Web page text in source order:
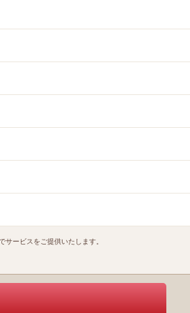
サービスをご提供いたします。